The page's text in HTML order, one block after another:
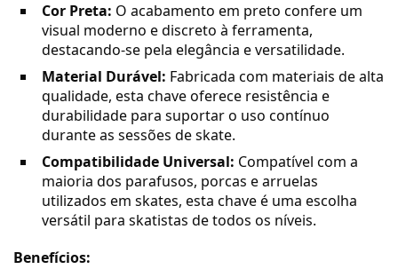
Cor Preta: O acabamento em preto confere um
visual moderno e discreto à ferramenta,
destacando-se pela elegância e versatilidade.
Material Durável: Fabricada com materiais de alta
qualidade, esta chave oferece resistência e
durabilidade para suportar o uso contínuo
durante as sessões de skate.
Compatibilidade Universal: Compatível com a
maioria dos parafusos, porcas e arruelas
utilizados em skates, esta chave é uma escolha
versátil para skatistas de todos os níveis.
Benefícios: